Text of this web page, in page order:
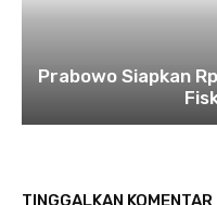
Prabowo Siapkan
TINGGALKAN KOMENTAR